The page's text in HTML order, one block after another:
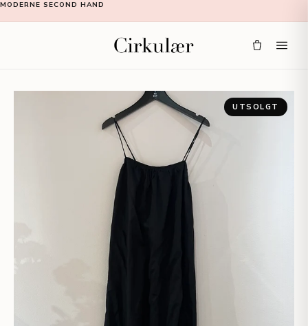
MODERNE SECOND HAND
UTSOLGT